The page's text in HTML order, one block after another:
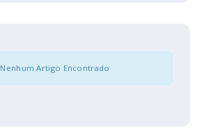
Nenhum Artigo Encontrado